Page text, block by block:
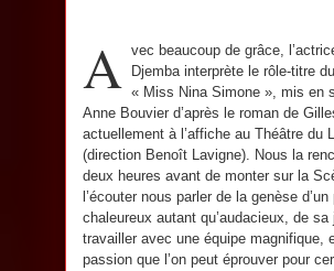
A vec beaucoup de grâce,
Djemba interprète le rôle-titre
« Miss Nina Simone », mis en
Anne Bouvier d’après le roman de
actuellement à l’affiche au Théâtre du
(direction Benoît Lavigne). Nous la
deux heures avant de monter sur la
l’écouter nous parler de la genèse d’un
chaleureux autant qu’audacieux, de sa
travailler avec une équipe magnifique,
passion que l’on peut éprouver pour